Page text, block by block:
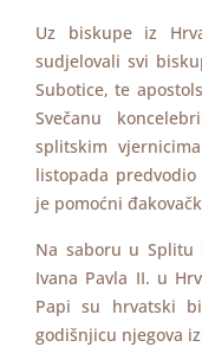
Uz biskupe iz
sudjelovali svi
Subotice, te
Svečanu
splitskim
listopada
je pomoćni
Na saboru u Splitu
Ivana Pavla II. u
Papi su hrvatski
godišnjicu njegova